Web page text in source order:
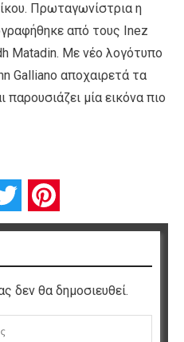
Πρωταγωνίστρια η
από τους Inez
Matadin. Με νέο λογότυπο
Galliano αποχαιρετά τα
μία εικόνα πιο
Twitter
δεν θα δημοσιευθεί.